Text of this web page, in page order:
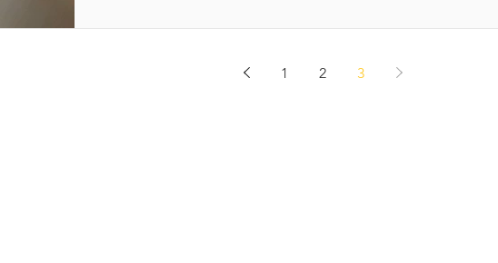
1 2 3